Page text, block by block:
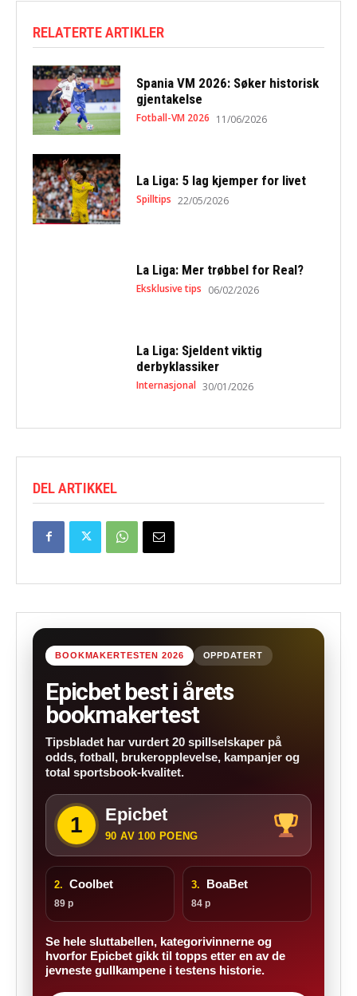
RELATERTE ARTIKLER
Spania VM 2026: Søker historisk
gjentakelse
Fotball-VM 2026 11/06/2026
La Liga: 5 lag kjemper for livet
Spilltips 22/05/2026
La Liga: Mer trøbbel for Real?
Eksklusive tips 06/02/2026
La Liga: Sjeldent viktig
derbyklassiker
Internasjonal 30/01/2026
DEL ARTIKKEL
BOOKMAKERTESTEN 2026 OPPDATERT
Epicbet best i årets
bookmakertest
Tipsbladet har vurdert 20 spillselskaper på
odds, fotball, brukeropplevelse, kampanjer og
total sportsbook-kvalitet.
1 Epicbet
90 AV 100 POENG
2. Coolbet
89 p
3. BoaBet
84 p
Se hele sluttabellen, kategorivinnerne og
hvorfor Epicbet gikk til topps etter en av de
jevneste gullkampene i testens historie.